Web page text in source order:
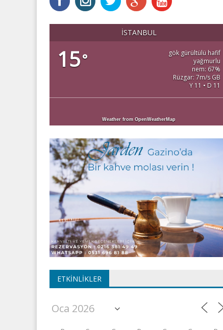
İSTANBUL
15°
gök gürültülü hafif
yağmurlu
nem: 67%
Rüzgar: 7m/s GB
Y 11 • D 11
Weather from OpenWeatherMap
ETKINLIKLER